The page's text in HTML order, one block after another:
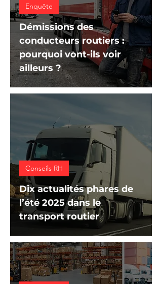
Démissions des
conducteurs routiers :
pourquoi vont-ils voir
ailleurs ?
Enquête
Dix actualités phares de
l’été 2025 dans le
transport routier
Conseils RH